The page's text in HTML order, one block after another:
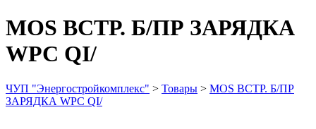
MOS ВСТР. Б/ПР ЗАРЯДКА
WPC QI/
ЧУП "Энергостройкомплекс" > Товары > MOS ВСТР. Б/ПР
ЗАРЯДКА WPC QI/